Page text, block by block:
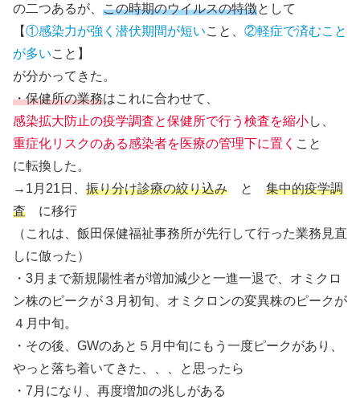
の二つあるが、 この時期のウイルスの特徴として
【①感染力が強く潜伏期間が短いこと、 ②軽症で済むこと
が多いこと】
が分かってきた。
・保健所の業務はこれに合わせて、
感染拡大防止の疫学調査と保健所で行う検査を縮小し、
重症化リスクのある感染者を医療の管理下に置く こと
に転換した。
→1月21日、 振り分け診療の絞り込み と 集中的疫学調
査 に移行
（これは、飯田保健福祉事務所が先行して行った業務見直
しに倣った）
・3月まで新規陽性者が増加減少と一進一退で、オミクロ
ン株のピークが３月初旬、オミクロンの変異株のピークが
４月中旬。
・その後、GWのあと５月中旬にもう一度ピークがあり、
やっと落ち着いてきた、、、と思ったら
・7月になり、再度増加の兆しがある